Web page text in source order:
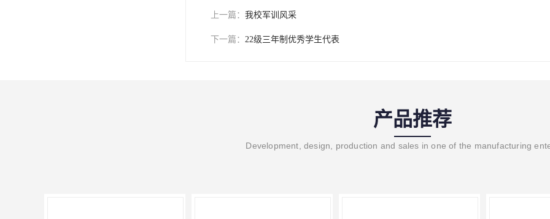
上一篇： 我校军训风采
下一篇： 22级三年制优秀学生代表
产品推荐
Development, design, production and sales in one of the manufacturing